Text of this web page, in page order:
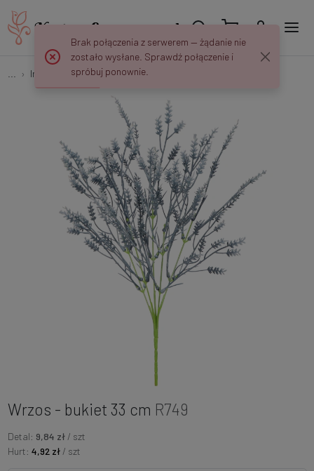
Inne Wrzos - bukiet 33 cm R749
Wrzos - bukiet 33 cm R749
Detal: 9,84 zł / szt
Hurt: 4,92 zł / szt
Brak połączenia z serwerem — żądanie nie
zostało wysłane. Sprawdź połączenie i
spróbuj ponownie.